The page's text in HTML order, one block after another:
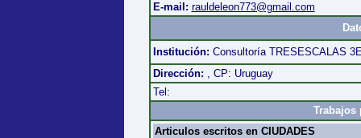
E-mail: rauldeleon773@gmail.com
Institución: Consultoría TRESESCALAS
Dirección: , CP: Uruguay
Tel:
Trabajos
Articulos escritos en CIUDADES